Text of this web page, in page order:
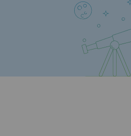
Communiqués de presse
Evénements